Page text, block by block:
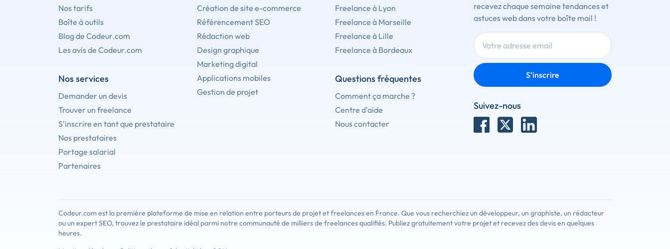
Nos tarifs
Boîte à outils
Blog de Codeur.com
Les avis de Codeur.com
Nos services
Demander un devis
Trouver un freelance
S'inscrire en tant que prestataire
Nos prestataires
Portage salarial
Partenaires
Création de site e-commerce
Référencement SEO
Rédaction web
Design graphique
Marketing digital
Applications mobiles
Gestion de projet
Freelance à Lyon
Freelance à Marseille
Freelance à Lille
Freelance à Bordeaux
Questions fréquentes
Comment ça marche ?
Centre d'aide
Nous contacter
recevez chaque semaine tendances et
astuces web dans votre boîte mail !
S'inscrire
Suivez-nous
Codeur.com est la première plateforme de mise en relation entre porteurs de projet et freelances en France. Que vous recherchiez un développeur, un graphiste, un rédacteur
ou un expert SEO, trouvez le prestataire idéal parmi notre communauté de milliers de freelances qualifiés. Publiez gratuitement votre projet et recevez des devis en quelques
heures.